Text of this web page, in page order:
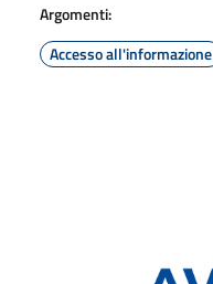
Argomenti:
Accesso all'informazione